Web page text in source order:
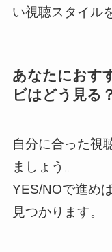
い視聴スタイル
あなたにおす
ビはどう見る？
自分に合った視
ましょう。
YES/NOで進め
見つかります。